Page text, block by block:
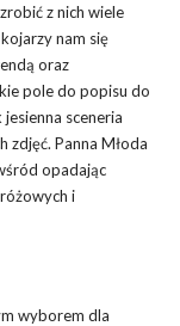
z nich wiele
nam się
oraz
pole do popisu do
sceneria
Panna Młoda
opadając
i
wyborem dla